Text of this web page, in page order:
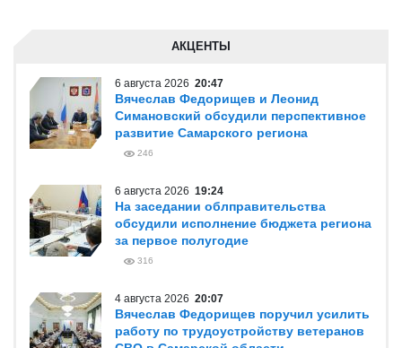
АКЦЕНТЫ
6 августа 2026 20:47
Вячеслав Федорищев и Леонид
Симановский обсудили перспективное
развитие Самарского региона
246
6 августа 2026 19:24
На заседании облправительства
обсудили исполнение бюджета региона
за первое полугодие
316
4 августа 2026 20:07
Вячеслав Федорищев поручил усилить
работу по трудоустройству ветеранов